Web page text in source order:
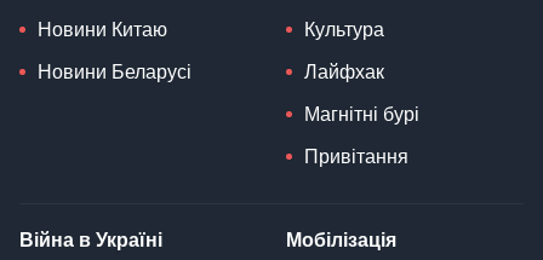
Новини Китаю
Новини Беларусі
Культура
Лайфхак
Магнітні бурі
Привітання
Війна в Україні Мобілізація